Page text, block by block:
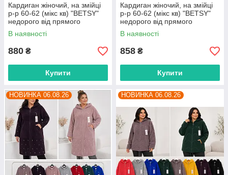
Кардиган жіночий, на змійці
р-р 60-62 (мікс кв) "BETSY"
недорого від прямого
постачальника
В наявності
880 ₴
Купити
Кардиган жіночий, на змійці
р-р 60-62 (мікс кв) "BETSY"
недорого від прямого
постачальника
В наявності
858 ₴
Купити
НОВИНКА 06.08.26 НОВИНКА 06.08.26